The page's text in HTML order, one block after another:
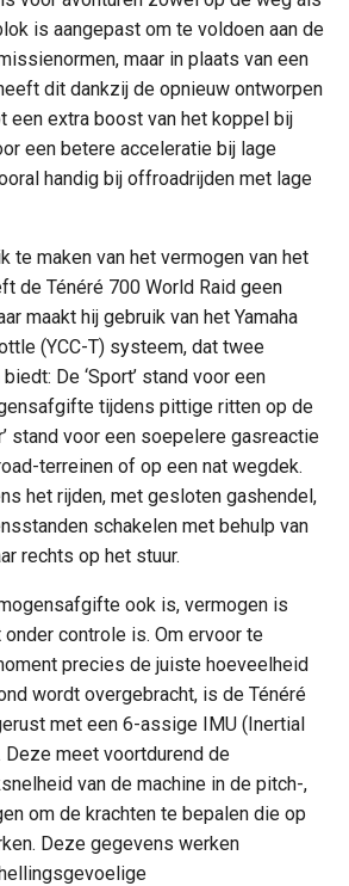
is aangepast om te voldoen aan de
maar in plaats van een
dit dankzij de opnieuw ontworpen
een extra boost van het koppel bij
een betere acceleratie bij lage
handig bij offroadrijden met lage
te maken van het vermogen van het
de Ténéré 700 World Raid geen
maakt hij gebruik van het Yamaha
(YCC-T) systeem, dat twee
De ‘Sport’ stand voor een
tijdens pittige ritten op de
stand voor een soepelere gasreactie
terreinen of op een nat wegdek.
het rijden, met gesloten gashendel,
schakelen met behulp van
rechts op het stuur.
ook is, vermogen is
controle is. Om ervoor te
precies de juiste hoeveelheid
wordt overgebracht, is de Ténéré
met een 6-assige IMU (Inertial
Deze meet voortdurend de
van de machine in de pitch-,
om de krachten te bepalen die op
Deze gegevens werken